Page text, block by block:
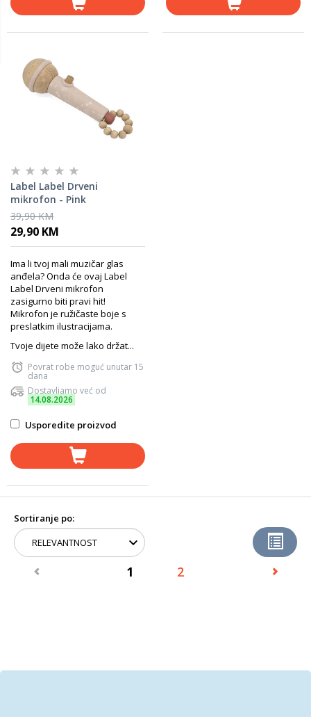
Label Label Drveni
mikrofon - Pink
39,90 KM
29,90 KM
Ima li tvoj mali muzičar glas
anđela? Onda će ovaj Label
Label Drveni mikrofon
zasigurno biti pravi hit!
Mikrofon je ružičaste boje s
preslatkim ilustracijama.
Tvoje dijete može lako držat...
Povrat robe moguć unutar 15
dana
Dostavljamo već od
14.08.2026
Usporedite proizvod
Sortiranje po:
1 2